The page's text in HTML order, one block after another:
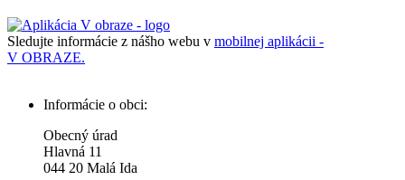
Sledujte informácie z nášho webu v mobilnej aplikácii -
V OBRAZE.
Informácie o obci:
Obecný úrad
Hlavná 11
044 20 Malá Ida